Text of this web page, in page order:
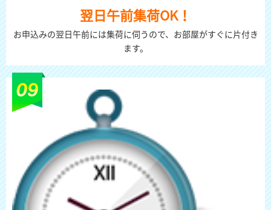
翌日午前集荷OK！
お申込みの翌日午前には集荷に伺うので、お部屋がすぐに片付き
ます。